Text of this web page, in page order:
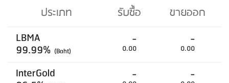
ประเภท รับซื้อ
ขายออก
LBMA
99.99% (Baht)
-
0.00
-
0.00
InterGold - -